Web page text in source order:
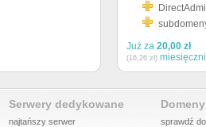
Już za 20,00 zł
(16,26 zł)
Serwery dedykowane
najtańszy serwer
sprawdź